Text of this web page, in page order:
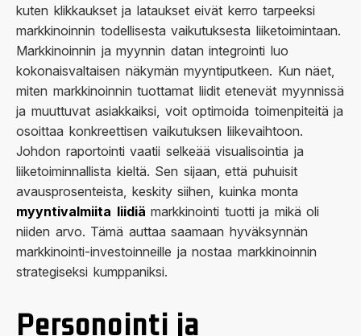
kuten klikkaukset ja lataukset eivät kerro tarpeeksi
markkinoinnin todellisesta vaikutuksesta liiketoimintaan.
Markkinoinnin ja myynnin datan integrointi luo
kokonaisvaltaisen näkymän myyntiputkeen. Kun näet,
miten markkinoinnin tuottamat liidit etenevät myynnissä
ja muuttuvat asiakkaiksi, voit optimoida toimenpiteitä ja
osoittaa konkreettisen vaikutuksen liikevaihtoon.
Johdon raportointi vaatii selkeää visualisointia ja
liiketoiminnallista kieltä. Sen sijaan, että puhuisit
avausprosenteista, keskity siihen, kuinka monta
myyntivalmiita liidiä markkinointi tuotti ja mikä oli
niiden arvo. Tämä auttaa saamaan hyväksynnän
markkinointi-investoinneille ja nostaa markkinoinnin
strategiseksi kumppaniksi.
Personointi ja